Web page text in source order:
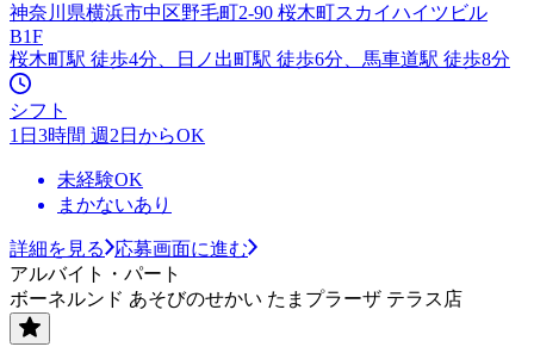
神奈川県横浜市中区野毛町2-90 桜木町スカイハイツビル
B1F
桜木町駅 徒歩4分、日ノ出町駅 徒歩6分、馬車道駅 徒歩8分
シフト
1日3時間 週2日からOK
未経験OK
まかないあり
詳細を見る
応募画面に進む
アルバイト・パート
ボーネルンド あそびのせかい たまプラーザ テラス店